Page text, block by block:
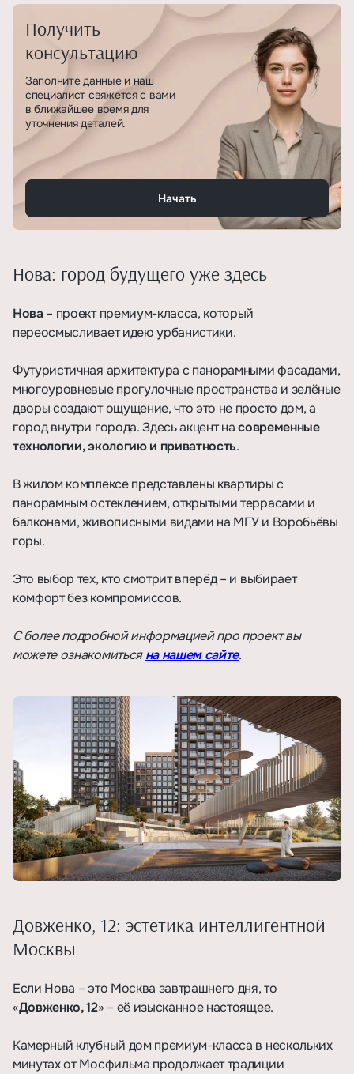
Получить
консультацию
Заполните данные и наш
специалист свяжется с вами
в ближайшее время для
уточнения деталей.
Начать
Нова: город будущего уже здесь
Нова – проект премиум-класса, который
переосмысливает идею урбанистики.
Футуристичная архитектура с панорамными фасадами,
многоуровневые прогулочные пространства и зелёные
дворы создают ощущение, что это не просто дом, а
город внутри города. Здесь акцент насовременные
технологии, экологию и приватность.
В жилом комплексе представлены квартиры с
панорамным остеклением, открытыми террасами и
балконами, живописными видами на МГУ и Воробьёвы
горы.
Это выбор тех, кто смотрит вперёд – и выбирает
комфорт без компромиссов.
С более подробной информацией про проект вы
можете ознакомитьсяна нашем сайте.
Довженко, 12: эстетика интеллигентной
Москвы
Если Нова – это Москва завтрашнего дня, то
«Довженко, 12» – её изысканное настоящее.
Камерный клубный дом премиум-класса в нескольких
минутах от Мосфильма продолжает традиции